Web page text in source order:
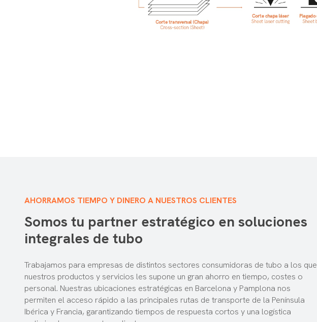
AHORRAMOS TIEMPO Y DINERO A NUESTROS CLIENTES
Somos tu partner estratégico en soluciones
integrales de tubo
Trabajamos para empresas de distintos sectores consumidoras de tubo a los que
nuestros productos y servicios les supone un gran ahorro en tiempo, costes o
personal. Nuestras ubicaciones estratégicas en Barcelona y Pamplona nos
permiten el acceso rápido a las principales rutas de transporte de la Península
Ibérica y Francia, garantizando tiempos de respuesta cortos y una logística